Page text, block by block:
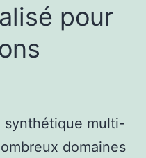
pour
synthétique multi-
domaines